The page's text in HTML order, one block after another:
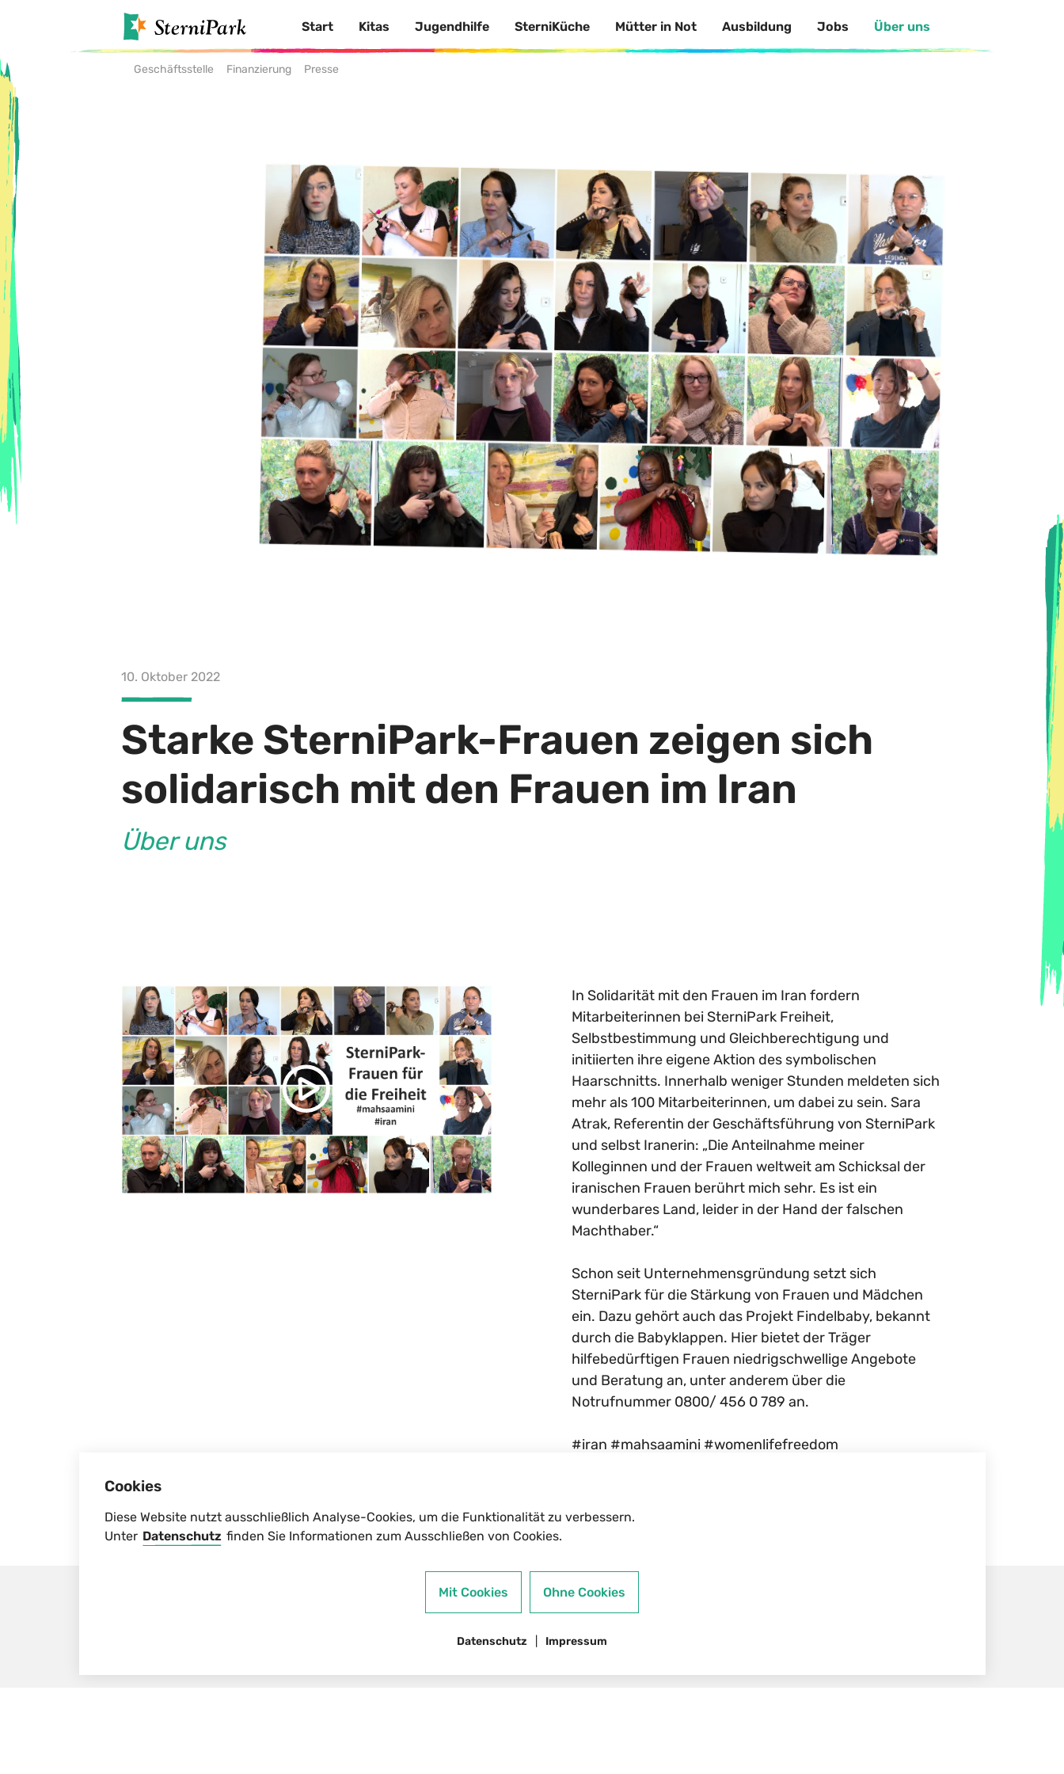
Start Kitas Jugendhilfe SterniKüche Mütter in Not Ausbildung Jobs Über uns
Geschäftsstelle Finanzierung Presse
10. Oktober 2022
Starke SterniPark-Frauen zeigen sich
solidarisch mit den Frauen im Iran
Über uns
In Solidarität mit den Frauen im Iran fordern
Mitarbeiterinnen bei SterniPark Freiheit,
Selbstbestimmung und Gleichberechtigung und
initiierten ihre eigene Aktion des symbolischen
Haarschnitts. Innerhalb weniger Stunden meldeten sich
mehr als 100 Mitarbeiterinnen, um dabei zu sein. Sara
Atrak, Referentin der Geschäftsführung von SterniPark
und selbst Iranerin: „Die Anteilnahme meiner
Kolleginnen und der Frauen weltweit am Schicksal der
iranischen Frauen berührt mich sehr. Es ist ein
wunderbares Land, leider in der Hand der falschen
Machthaber.“
Schon seit Unternehmensgründung setzt sich
SterniPark für die Stärkung von Frauen und Mädchen
ein. Dazu gehört auch das Projekt Findelbaby, bekannt
durch die Babyklappen. Hier bietet der Träger
hilfebedürftigen Frauen niedrigschwellige Angebote
und Beratung an, unter anderem über die
Notrufnummer 0800/ 456 0 789 an.
#iran #mahsaamini #womenlifefreedom
Cookies
Diese Website nutzt ausschließlich Analyse-Cookies, um die Funktionalität zu verbessern.
Unter Datenschutz finden Sie Informationen zum Ausschließen von Cookies.
Mit Cookies Ohne Cookies
Datenschutz Impressum
Jobangebote